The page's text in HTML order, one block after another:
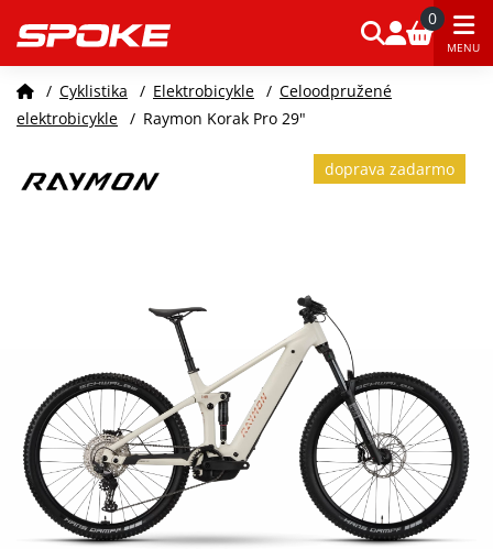
0
MENU
/ Cyklistika / Elektrobicykle / Celoodpružené
elektrobicykle / Raymon Korak Pro 29"
doprava zadarmo